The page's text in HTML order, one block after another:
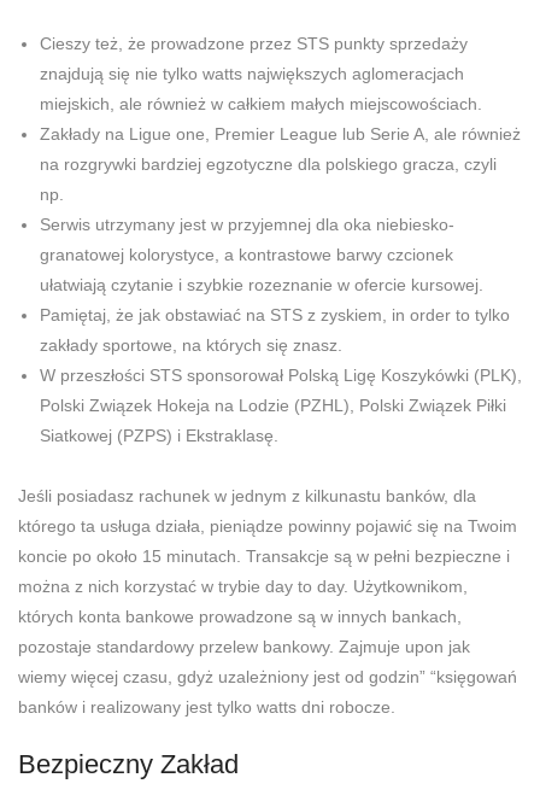
Cieszy też, że prowadzone przez STS punkty sprzedaży
znajdują się nie tylko watts największych aglomeracjach
miejskich, ale również w całkiem małych miejscowościach.
Zakłady na Ligue one, Premier League lub Serie A, ale również
na rozgrywki bardziej egzotyczne dla polskiego gracza, czyli
np.
Serwis utrzymany jest w przyjemnej dla oka niebiesko-
granatowej kolorystyce, a kontrastowe barwy czcionek
ułatwiają czytanie i szybkie rozeznanie w ofercie kursowej.
Pamiętaj, że jak obstawiać na STS z zyskiem, in order to tylko
zakłady sportowe, na których się znasz.
W przeszłości STS sponsorował Polską Ligę Koszykówki (PLK),
Polski Związek Hokeja na Lodzie (PZHL), Polski Związek Piłki
Siatkowej (PZPS) i Ekstraklasę.
Jeśli posiadasz rachunek w jednym z kilkunastu banków, dla
którego ta usługa działa, pieniądze powinny pojawić się na Twoim
koncie po około 15 minutach. Transakcje są w pełni bezpieczne i
można z nich korzystać w trybie day to day. Użytkownikom,
których konta bankowe prowadzone są w innych bankach,
pozostaje standardowy przelew bankowy. Zajmuje upon jak
wiemy więcej czasu, gdyż uzależniony jest od godzin” “księgowań
banków i realizowany jest tylko watts dni robocze.
Bezpieczny Zakład